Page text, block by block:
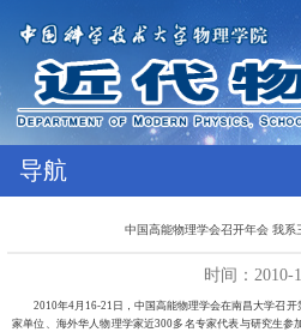
导航
中国高能物理学会召开年会 我系
时间：2010-
2010年4月16-21日，中国高能物理学会在南昌大学召开
家单位、海外华人物理学家近300多名专家代表与研究生